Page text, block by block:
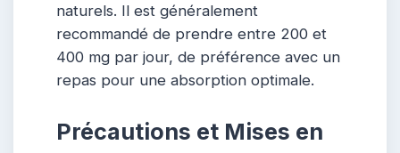
naturels. Il est généralement
recommandé de prendre entre 200 et
400 mg par jour, de préférence avec un
repas pour une absorption optimale.
Précautions et Mises en